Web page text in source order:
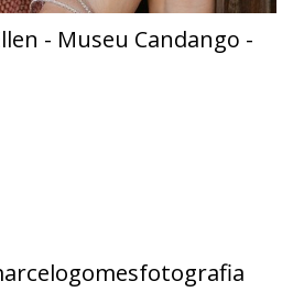
- Museu Candango -